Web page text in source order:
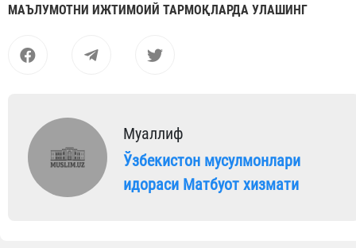
МАЪЛУМОТНИ ИЖТИМОИЙ ТАРМОҚЛАРДА УЛАШИНГ
Муаллиф
Ўзбекистон мусулмонлари
идораси Матбуот хизмати